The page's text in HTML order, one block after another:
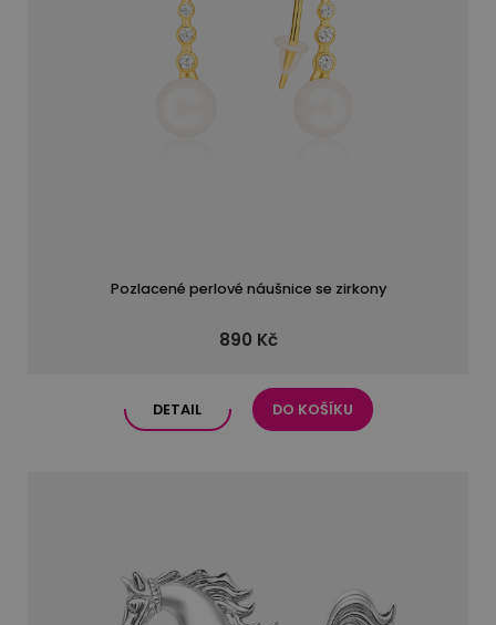
Pozlacené perlové náušnice se zirkony
890 Kč
DETAIL DO KOŠÍKU